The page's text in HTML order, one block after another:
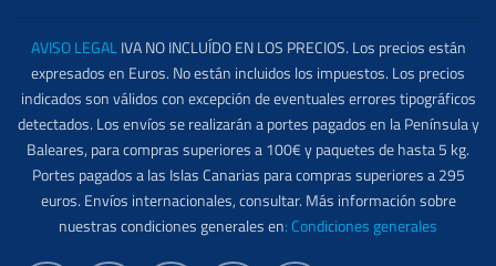
AVISO LEGALIVA NO INCLUÍDO EN LOS PRECIOS. Los precios están
expresados en Euros. No están incluidos los impuestos. Los precios
indicados son válidos con excepción de eventuales errores tipográficos
detectados. Los envíos se realizarán a portes pagados en la Península y
Baleares, para compras superiores a 100€ y paquetes de hasta 5 kg.
Portes pagados a las Islas Canarias para compras superiores a 295
euros. Envíos internacionales, consultar. Más información sobre
nuestras condiciones generales en: Condiciones generales